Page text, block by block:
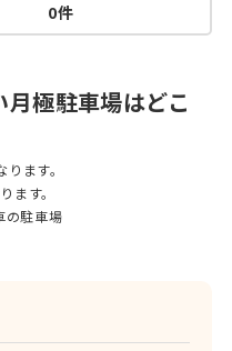
0件
極駐車場はどこ
ります。
ます。
の駐車場